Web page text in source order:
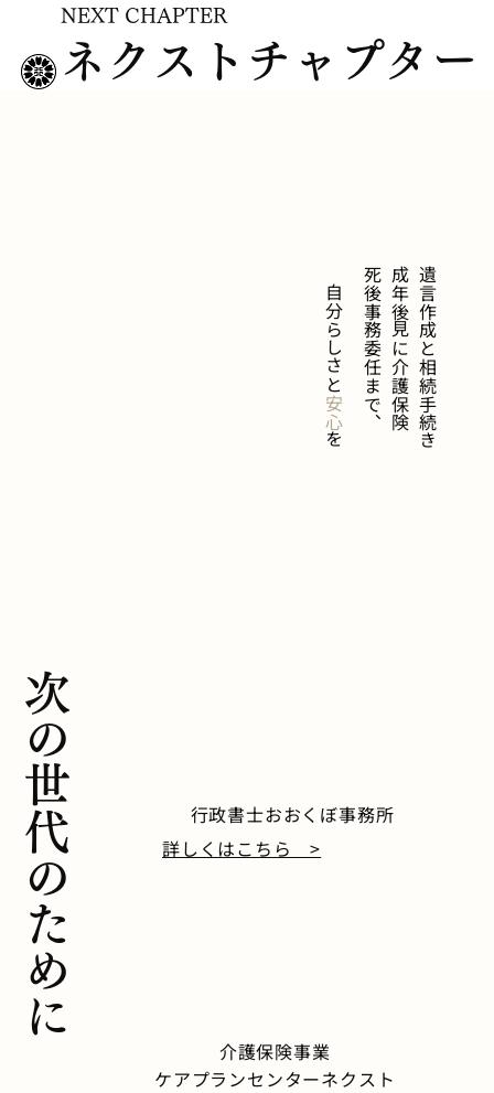
NEXT CHAPTER
ネクストチャプター
自分らしさと
安心
を 遺言作成と相続手続き
成年後見に介護保険
死後事務委任まで、
次の世代のために
行政書士おおくぼ事務所
詳しくはこちら >
介護保険事業
ケアプランセンターネクスト